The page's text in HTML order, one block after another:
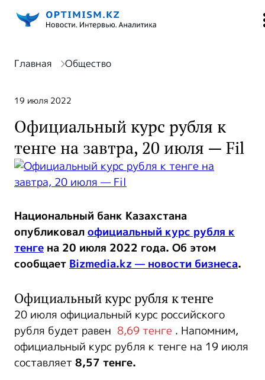
Главная Общество
19 июля 2022
Официальный курс рубля к
тенге на завтра, 20 июля — Fil
Национальный банк Казахстана
опубликовалофициальный курс рубля к
тенге на 20 июля 2022 года. Об этом
сообщает Bizmedia.kz — новости бизнеса.
Официальный курс рубля к тенге
20 июля официальный курс российского
рубля будет равен 8,69 тенге . Напомним,
официальный курс рубля к тенге на 19 июля
составляет 8,57 тенге.